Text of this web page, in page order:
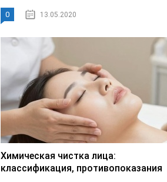
0 13.05.2020
Химическая чистка лица:
классификация, противопоказания